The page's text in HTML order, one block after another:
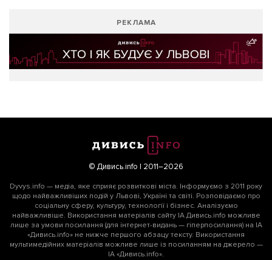
РЕКЛАМА
© Дивись.info | 2011–2026
Dyvys.info — медіа, яке сприяє розвиткові міста. Інформуємо з 2011 року
щодо найважливіших подій у Львові, Україні та світі. Розповідаємо про
соціальну сферу, культуру, технології і бізнес. Аналізуємо
найважливіше. Використання матеріалів сайту ІА Дивись.info можливе
лише за умови посилання (для інтернет-видань — гіперпосилання) на ІА
«Дивись.info» не нижче першого абзацу тексту. Використання
мультимедійних матеріалів можливе лише із посиланням на джерело —
ІА «Дивись.info».